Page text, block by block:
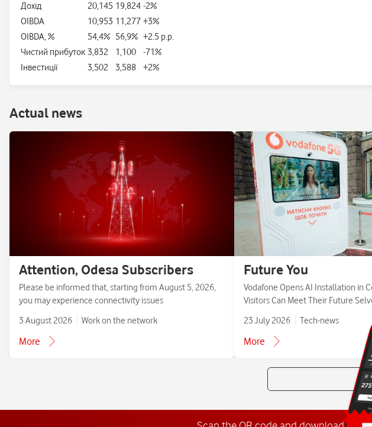
Дохід
20,145 19,824 -2%
OIBDA
10,953 11,277 +3%
OIBDA, %
54,4% 56,9% +2.5 p.p.
Чистий прибуток 3,832 1,100
-71%
Інвестиції
3,502 3,588 +2%
Аctual news
Attention, Odesa Subscribers
Please be informed that, starting from August 5, 2026,
you may experience connectivity issues
3 August 2026
Work on the network
More
Future You
Vodafone Opens AI Installation in
Visitors Can Meet Their Future
23 July 2026
Tech-news
More